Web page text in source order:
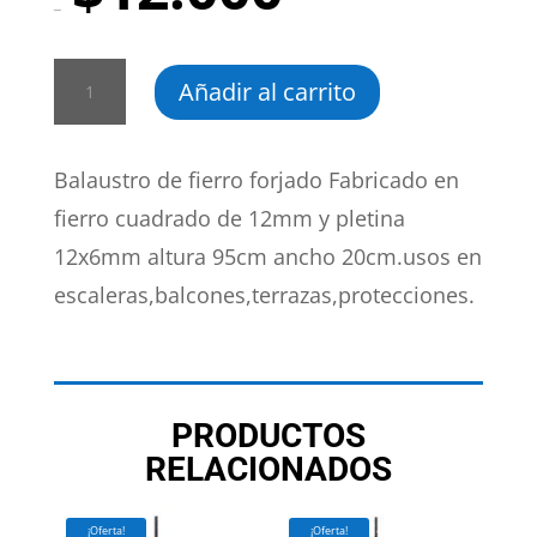
precio
era:
$14.000.
precio
es:
$12.000.
cantidad
Añadir al carrito
Balaustro de fierro forjado Fabricado en
fierro cuadrado de 12mm y pletina
12x6mm altura 95cm ancho 20cm.usos en
escaleras,balcones,terrazas,protecciones.
PRODUCTOS
RELACIONADOS
¡Oferta! ¡Oferta!